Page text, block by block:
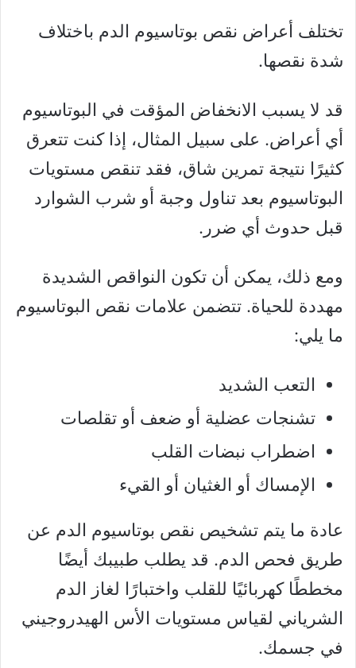
تختلف أعراض نقص بوتاسيوم الدم باختلاف
شدة نقصها.
قد لا يسبب الانخفاض المؤقت في البوتاسيوم
أي أعراض. على سبيل المثال، إذا كنت تتعرق
كثيرًا نتيجة تمرين شاق، فقد تنقص مستويات
البوتاسيوم بعد تناول وجبة أو شرب الشوارد
قبل حدوث أي ضرر.
ومع ذلك، يمكن أن تكون النواقص الشديدة
مهددة للحياة. تتضمن علامات نقص البوتاسيوم
ما يلي:
التعب الشديد
تشنجات عضلية أو ضعف أو تقلصات
اضطراب نبضات القلب
الإمساك أو الغثيان أو القيء
عادة ما يتم تشخيص نقص بوتاسيوم الدم عن
طريق فحص الدم. قد يطلب طبيبك أيضًا
مخططًا كهربائيًا للقلب واختبارًا لغاز الدم
الشرياني لقياس مستويات الأس الهيدروجيني
في جسمك.